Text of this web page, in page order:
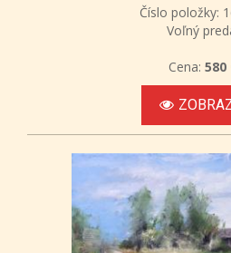
Číslo položky:
Voľný
Cena: 580